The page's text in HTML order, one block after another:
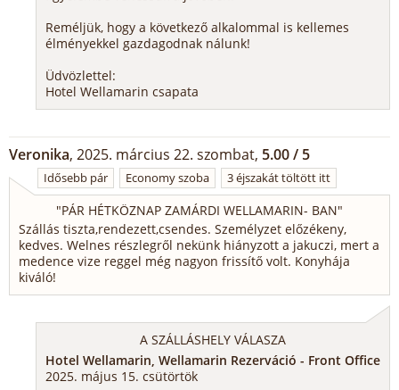
Reméljük, hogy a következő alkalommal is kellemes
élményekkel gazdagodnak nálunk!
Üdvözlettel:
Hotel Wellamarin csapata
Veronika, 2025. március 22. szombat, 5.00 / 5
Idősebb pár Economy szoba 3 éjszakát töltött itt
"PÁR HÉTKÖZNAP ZAMÁRDI WELLAMARIN- BAN"
Szállás tiszta,rendezett,csendes. Személyzet előzékeny,
kedves. Welnes részlegről nekünk hiányzott a jakuczi, mert a
medence vize reggel még nagyon frissítő volt. Konyhája
kiváló!
A SZÁLLÁSHELY VÁLASZA
Hotel Wellamarin, Wellamarin Rezerváció - Front Office
2025. május 15. csütörtök